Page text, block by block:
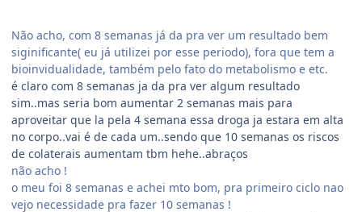
Não acho, com 8 semanas já da pra ver um resultado bem
siginificante( eu já utilizei por esse periodo), fora que tem a
bioinvidualidade, também pelo fato do metabolismo e etc.
é claro com 8 semanas ja da pra ver algum resultado
sim..mas seria bom aumentar 2 semanas mais para
aproveitar que la pela 4 semana essa droga ja estara em alta
no corpo..vai é de cada um..sendo que 10 semanas os riscos
de colaterais aumentam tbm hehe..abraços
não acho !
o meu foi 8 semanas e achei mto bom, pra primeiro ciclo nao
vejo necessidade pra fazer 10 semanas !